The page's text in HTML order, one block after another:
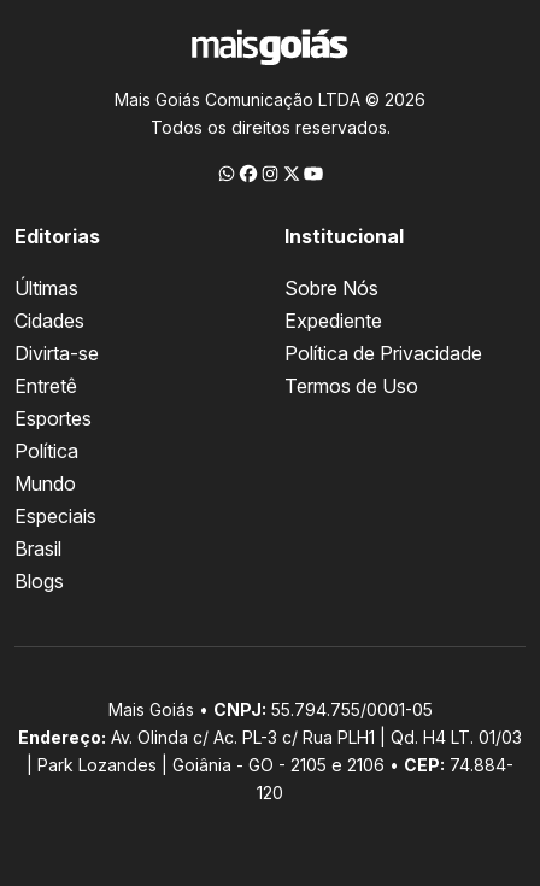
Mais Goiás Comunicação LTDA © 2026
Todos os direitos reservados.
Editorias
Últimas
Cidades
Divirta-se
Entretê
Esportes
Política
Mundo
Especiais
Brasil
Blogs
Institucional
Sobre Nós
Expediente
Política de Privacidade
Termos de Uso
Mais Goiás • CNPJ: 55.794.755/0001-05
Endereço: Av. Olinda c/ Ac. PL-3 c/ Rua PLH1 | Qd. H4 LT. 01/03
| Park Lozandes | Goiânia - GO - 2105 e 2106 • CEP: 74.884-
120